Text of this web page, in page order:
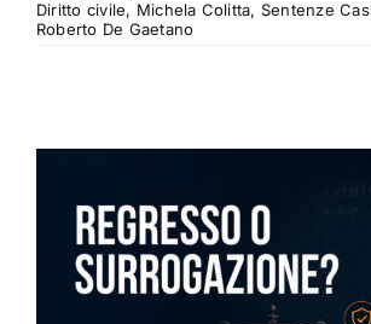
Diritto civile, Michela Colitta, Sentenze
Roberto De Gaetano